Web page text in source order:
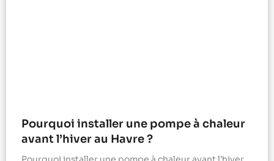
Pourquoi installer une pompe à chaleur
avant l’hiver au Havre ?